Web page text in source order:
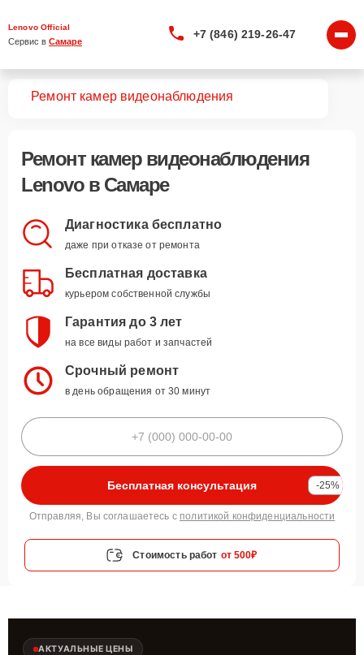
Lenovo Official
Сервис в Самаре
+7 (846) 219-26-47
Ремонт камер видеонаблюдения
Ремонт камер видеонаблюдения
Lenovoв Самаре
Диагностика бесплатно
даже при отказе от ремонта
Бесплатная доставка
курьером собственной службы
Гарантия до 3 лет
на все виды работ и запчастей
Срочный ремонт
в день обращения от 30 минут
Бесплатная консультация -25%
Отправляя, Вы соглашаетесь с политикой конфиденциальности
Стоимость работ от 500₽
АКТУАЛЬНЫЕ ЦЕНЫ